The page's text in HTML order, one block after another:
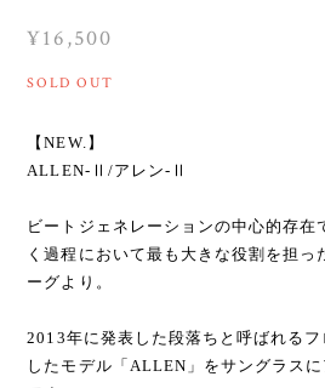
¥16,500
SOLD OUT
【NEW.】
ALLEN-Ⅱ/アレン-Ⅱ
ビートジェネレーションの中心的存在
く過程において最も大きな役割を担っ
ーグより。
2013年に発表した段落ちと呼ばれる
したモデル「ALLEN」をサングラス